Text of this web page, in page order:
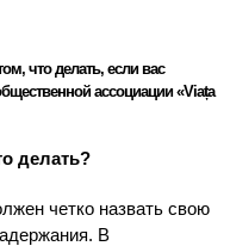
что делать, если вас
ассоциации «Viața
делать?
четко назвать свою
В